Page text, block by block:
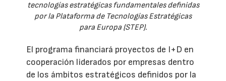
tecnologías estratégicas fundamentales definidas
por la Plataforma de Tecnologías Estratégicas
para Europa (STEP).
El programa financiará proyectos de I+D en
cooperación liderados por empresas dentro
de los ámbitos estratégicos definidos por la